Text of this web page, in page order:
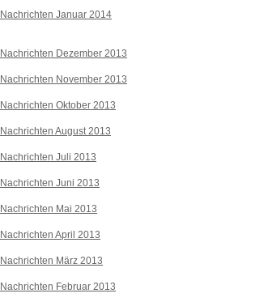
Nachrichten Januar 2014
Nachrichten Dezember 2013
Nachrichten November 2013
Nachrichten Oktober 2013
Nachrichten August 2013
Nachrichten Juli 2013
Nachrichten Juni 2013
Nachrichten Mai 2013
Nachrichten April 2013
Nachrichten März 2013
Nachrichten Februar 2013